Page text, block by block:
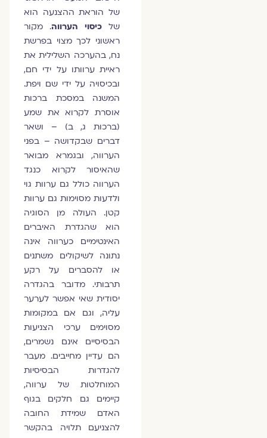
של הוראת ההצנעה הוא
של כיסוי הערווה. מקור
ראשוני לכך מצוי בפרשת
נח, בהערכה השלילית את
ראיית ערוותו על ידי חם,
ובכיסויה על ידי שם ויפת.
המשנה במסכת ברכות
אוסרת לקרוא את שמע
(ברכות ג, ב) – ושאר
דברים שבקדושה – בפני
הערווה, ובגמרא מבואר
שהאיסור לקרוא כנגד
הערווה כולל גם ערוות גוי
ולדעות מסוימות גם ערוות
קטן. העולה מן הסוגיה
הוא שהגדרת האיברים
האינטימיים כערווה אינה
נתונה לשיקולים משתנים
או להסברים על רקע
תרבותי. מדובר בהגדרה
יסודית שאי אפשר לערער
עליה, וגם אם במקומות
מסוימים ערכי הצניעות
הבסיסיים אינם נשמרים,
הם עדיין מחייבים. מעבר
להגדרות הבסיסיות
המוחלטות של ערווה,
קיימים גם חלקים בגוף
האדם שמידת החובה
להצניעם תלויה בהקשר